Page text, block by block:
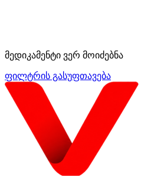
მედიკამენტი ვერ მოიძებნა
ფილტრის გასუფთავება